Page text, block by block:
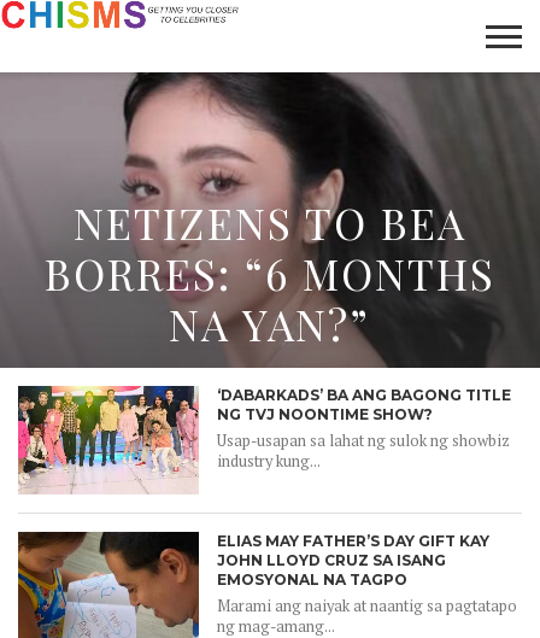
LIFESTYLE
GALLERY
ARTICLES
ABOUT
NETIZENS TO BEA
BORRES: “6 MONTHS
NA YAN?”
‘DABARKADS’ BA ANG BAGONG TITLE
NG TVJ NOONTIME SHOW?
Usap-usapan sa lahat ng sulok ng showbiz
industry kung...
ELIAS MAY FATHER’S DAY GIFT KAY
JOHN LLOYD CRUZ SA ISANG
EMOSYONAL NA TAGPO
Marami ang naiyak at naantig sa pagtatapo
ng mag-amang...